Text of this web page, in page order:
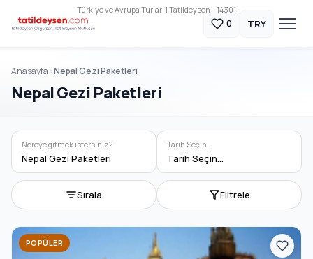
Türkiye ve Avrupa Turları | Tatildeysen - 14301
0 TRY
Anasayfa Nepal Gezi Paketleri
Nepal Gezi Paketleri
Nereye gitmek istersiniz?
Nepal Gezi Paketleri
Tarih Seçin...
Tarih Seçin...
Sırala Filtrele
POPÜLER